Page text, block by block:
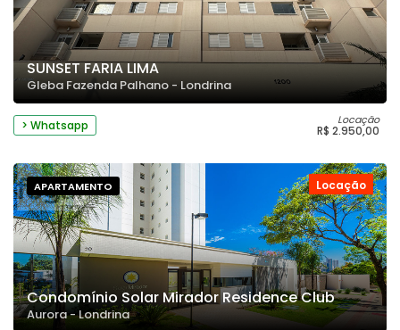
SUNSET FARIA LIMA
Gleba Fazenda Palhano - Londrina
> Whatsapp Locação
R$ 2.950,00
Locação
APARTAMENTO
Condomínio Solar Mirador Residence Club
Aurora - Londrina